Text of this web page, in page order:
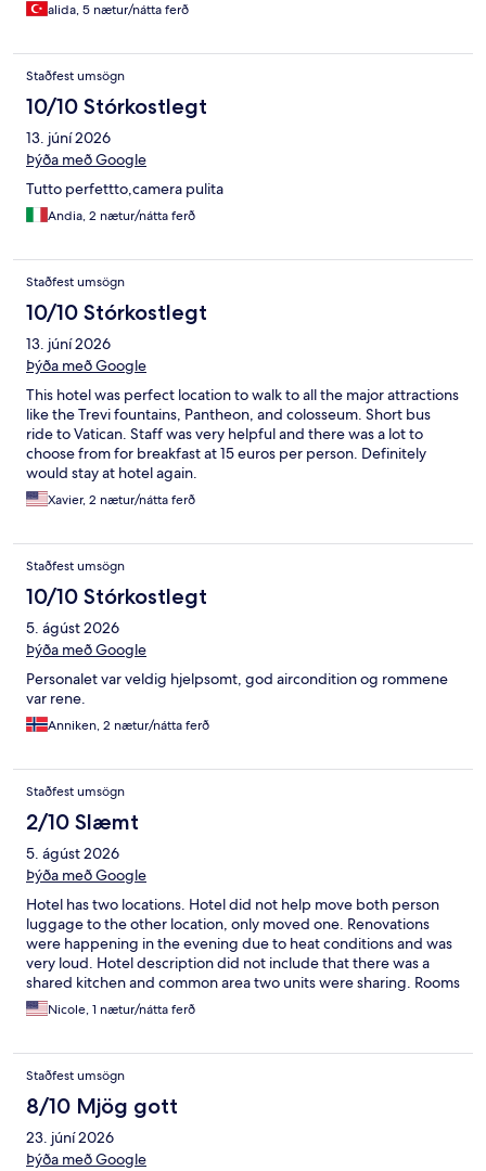
alida, 5 nætur/nátta ferð
Staðfest umsögn
10/10 Stórkostlegt
13. júní 2026
Þýða með Google
Tutto perfettto,camera pulita
Andia, 2 nætur/nátta ferð
Staðfest umsögn
10/10 Stórkostlegt
13. júní 2026
Þýða með Google
This hotel was perfect location to walk to all the major attractions
like the Trevi fountains, Pantheon, and colosseum. Short bus
ride to Vatican. Staff was very helpful and there was a lot to
choose from for breakfast at 15 euros per person. Definitely
would stay at hotel again.
Xavier, 2 nætur/nátta ferð
Staðfest umsögn
10/10 Stórkostlegt
5. ágúst 2026
Þýða með Google
Personalet var veldig hjelpsomt, god aircondition og rommene
var rene.
Anniken, 2 nætur/nátta ferð
Staðfest umsögn
2/10 Slæmt
5. ágúst 2026
Þýða með Google
Hotel has two locations. Hotel did not help move both person
luggage to the other location, only moved one. Renovations
were happening in the evening due to heat conditions and was
very loud. Hotel description did not include that there was a
shared kitchen and common area two units were sharing. Rooms
were falling apart. Hooks were falling off bathroom walls for
shower and soaps. Sink had hair from previous guest when we
Nicole, 1 nætur/nátta ferð
Staðfest umsögn
8/10 Mjög gott
23. júní 2026
Þýða með Google